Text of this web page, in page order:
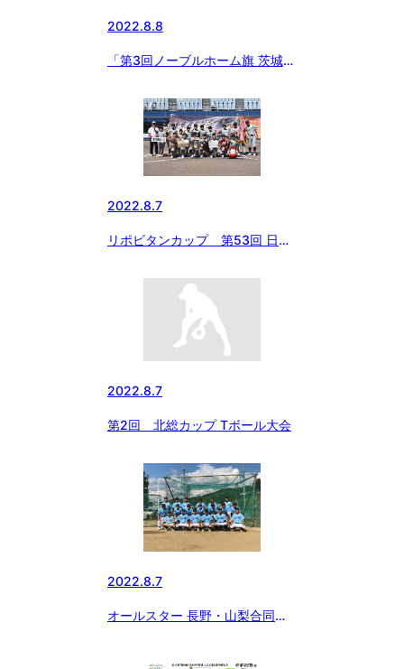
2022.8.8
「第3回ノーブルホーム旗 茨城中
2022.8.7
リポビタンカップ 第53回 日本
2022.8.7
第2回 北総カップ Tボール大会
2022.8.7
オールスター 長野・山梨合同チ